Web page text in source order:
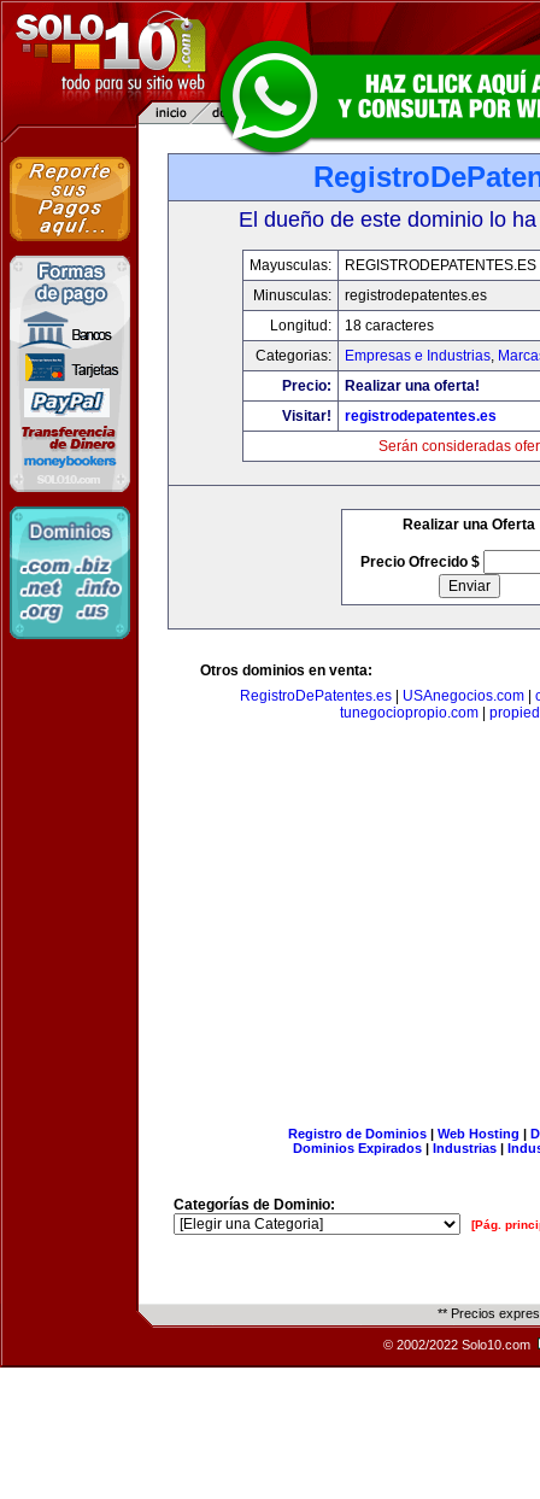
El dueño de este dominio lo
Mayusculas:
REGISTRODEPATENTES.ES
Minusculas:
registrodepatentes.es
Longitud:
18 caracteres
Categorias:
Empresas e Industrias,
Precio:
Realizar una oferta!
Visitar!
registrodepatentes.es
Serán consideradas
Realizar una Oferta
Precio Ofrecido $
Otros dominios en venta:
RegistroDePatentes.es
USAnegocios.com
tunegociopropio.com|
Registro de Dominios| Web Hosting |
Dominios Expirados | Industrias |
Categorías de Dominio:
[Pág.
** Precios
© 2002/2022 Solo10.com